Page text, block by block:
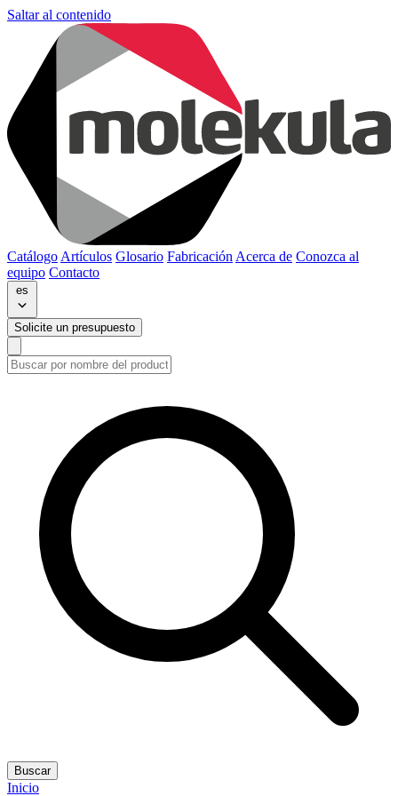
Saltar al contenido
Catálogo Artículos Glosario Fabricación Acerca de Conozca al
equipo Contacto
es
Solicite un presupuesto
Buscar
Inicio